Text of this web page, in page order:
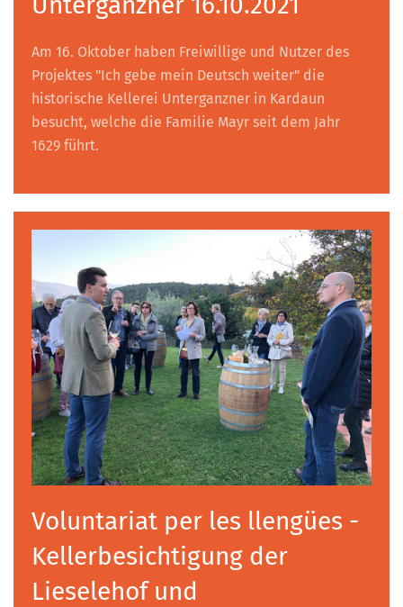
Am 16. Oktober haben Freiwillige und Nutzer des
Projektes "Ich gebe mein Deutsch weiter" die
historische Kellerei Unterganzner in Kardaun
besucht, welche die Familie Mayr seit dem Jahr
1629 führt.
Voluntariat per les llengües -
Kellerbesichtigung der
Lieselehof und